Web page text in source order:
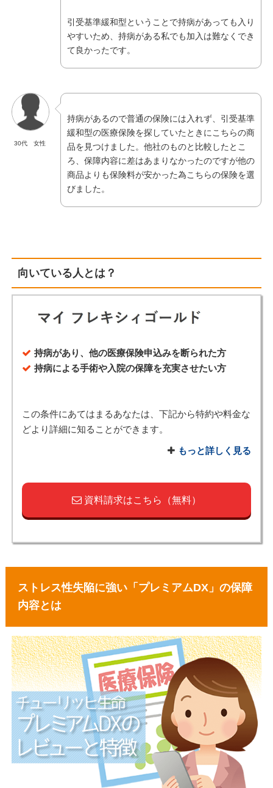
引受基準緩和型ということで持病があっても入り
やすいため、持病がある私でも加入は難なくでき
て良かったです。
30代 女性
持病があるので普通の保険には入れず、引受基準
緩和型の医療保険を探していたときにこちらの商
品を見つけました。他社のものと比較したとこ
ろ、保障内容に差はあまりなかったのですが他の
商品よりも保険料が安かった為こちらの保険を選
びました。
向いている人とは？
持病があり、他の医療保険申込みを断られた方
持病による手術や入院の保障を充実させたい方
この条件にあてはまるあなたは、下記から特約や料金な
どより詳細に知ることができます。
もっと詳しく見る
資料請求はこちら（無料）
ストレス性失陥に強い「プレミアムDX」の保障
内容とは